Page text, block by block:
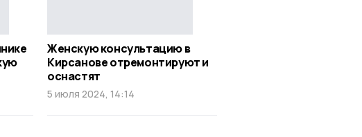
Женскую консультацию в
Кирсанове отремонтируют и
оснастят
5 июля 2024, 14:14